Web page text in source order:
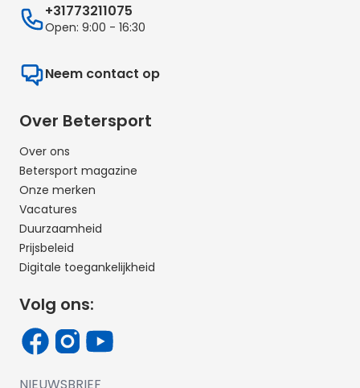
Over Betersport
Over ons
Betersport magazine
Onze merken
Vacatures
Duurzaamheid
Prijsbeleid
Digitale toegankelijkheid
+31773211075
Open: 9:00 - 16:30
Neem contact op
Volg ons:
NIEUWSBRIEF